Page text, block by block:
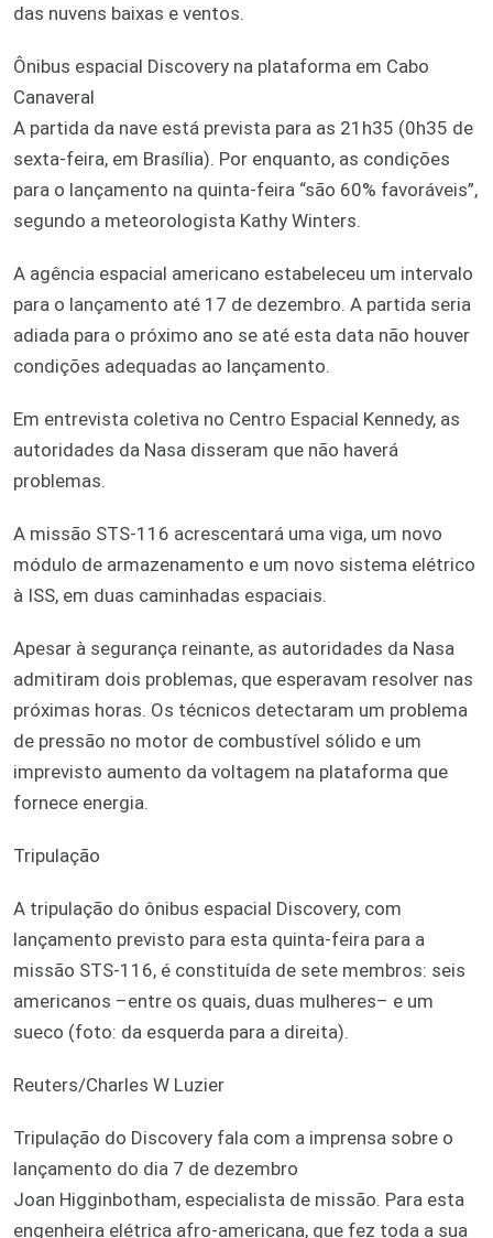
das nuvens baixas e ventos.
Ônibus espacial Discovery na plataforma em Cabo
Canaveral
A partida da nave está prevista para as 21h35 (0h35 de
sexta-feira, em Brasília). Por enquanto, as condições
para o lançamento na quinta-feira “são 60% favoráveis”,
segundo a meteorologista Kathy Winters.
A agência espacial americano estabeleceu um intervalo
para o lançamento até 17 de dezembro. A partida seria
adiada para o próximo ano se até esta data não houver
condições adequadas ao lançamento.
Em entrevista coletiva no Centro Espacial Kennedy, as
autoridades da Nasa disseram que não haverá
problemas.
A missão STS-116 acrescentará uma viga, um novo
módulo de armazenamento e um novo sistema elétrico
à ISS, em duas caminhadas espaciais.
Apesar à segurança reinante, as autoridades da Nasa
admitiram dois problemas, que esperavam resolver nas
próximas horas. Os técnicos detectaram um problema
de pressão no motor de combustível sólido e um
imprevisto aumento da voltagem na plataforma que
fornece energia.
Tripulação
A tripulação do ônibus espacial Discovery, com
lançamento previsto para esta quinta-feira para a
missão STS-116, é constituída de sete membros: seis
americanos –entre os quais, duas mulheres– e um
sueco (foto: da esquerda para a direita).
Reuters/Charles W Luzier
Tripulação do Discovery fala com a imprensa sobre o
lançamento do dia 7 de dezembro
Joan Higginbotham, especialista de missão. Para esta
engenheira elétrica afro-americana, que fez toda a sua